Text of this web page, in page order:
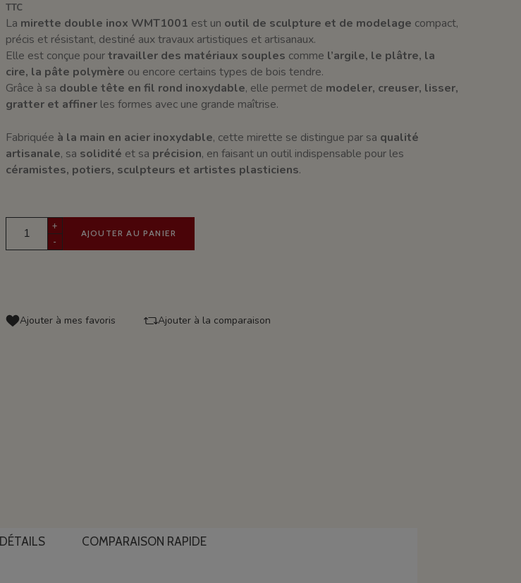
TTC
La mirette double inox WMT1001 est un outil de sculpture et de modelage compact,
précis et résistant, destiné aux travaux artistiques et artisanaux.
Elle est conçue pourtravailler des matériaux souples comme l’argile, le plâtre, la
cire, la pâte polymère ou encore certains types de bois tendre.
Grâce à sa double tête en fil rond inoxydable, elle permet de modeler, creuser, lisser,
gratter et affinerles formes avec une grande maîtrise.
Fabriquée à la main en acier inoxydable, cette mirette se distingue par sa qualité
artisanale, sa solidité et sa précision, en faisant un outil indispensable pour les
céramistes, potiers, sculpteurs et artistes plasticiens.
+
-
AJOUTER AU PANIER
Ajouter à mes favoris Ajouter à la comparaison
DÉTAILS COMPARAISON RAPIDE